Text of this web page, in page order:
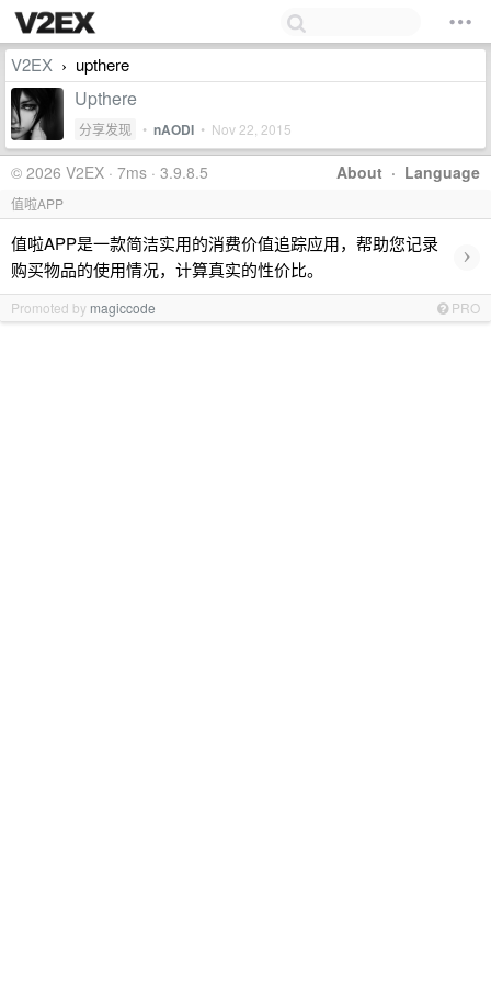
V2EX › upthere
Upthere
分享发现 • nAODI • Nov 22, 2015
About · Language
© 2026 V2EX · 7ms · 3.9.8.5
值啦APP
值啦APP是一款简洁实用的消费价值追踪应用，帮助您记录
购买物品的使用情况，计算真实的性价比。
›
Promoted by magiccode PRO